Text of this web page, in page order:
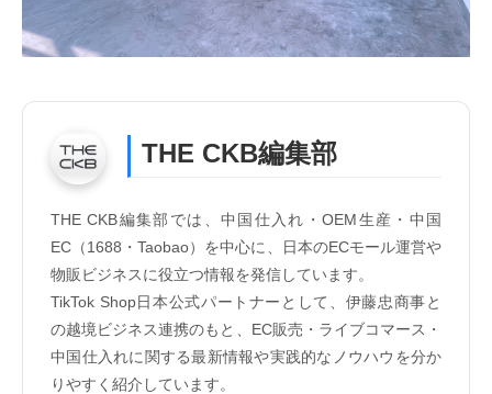
THE CKB編集部
THE CKB編集部では、中国仕入れ・OEM生産・中国
EC（1688・Taobao）を中心に、日本のECモール運営や
物販ビジネスに役立つ情報を発信しています。
TikTok Shop日本公式パートナーとして、伊藤忠商事と
の越境ビジネス連携のもと、EC販売・ライブコマース・
中国仕入れに関する最新情報や実践的なノウハウを分か
りやすく紹介しています。